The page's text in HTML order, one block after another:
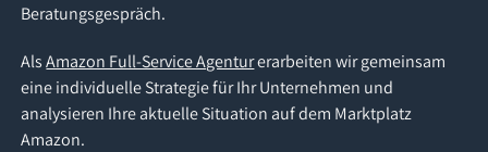
Beratungsgespräch.
AlsAmazon Full-Service Agenturerarbeiten wir gemeinsam
eine individuelle Strategie für Ihr Unternehmen und
analysieren Ihre aktuelle Situation auf dem Marktplatz
Amazon.